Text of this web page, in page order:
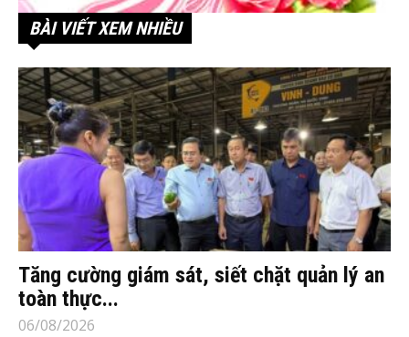
BÀI VIẾT XEM NHIỀU
Tăng cường giám sát, siết chặt quản lý an
toàn thực...
06/08/2026